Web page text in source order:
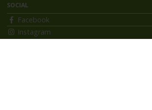
SOCIAL
Facebook
Instagram